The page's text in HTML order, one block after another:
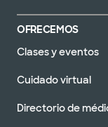
OFRECEMOS
Clases y eventos
Cuidado virtual
Directorio de